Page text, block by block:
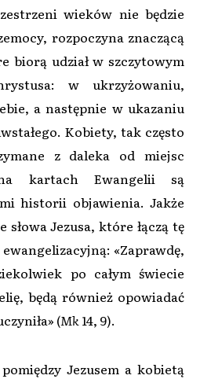
wieków nie będzie
rozpoczyna znaczącą
biorą udział w szczytowym
w ukrzyżowaniu,
a następnie w ukazaniu
Kobiety, tak często
z daleka od miejsc
kartach Ewangelii są
historii objawienia. Jakże
Jezusa, które łączą tę
«Zaprawdę,
po całym świecie
będą również opowiadać
(Mk 14, 9).
Jezusem a kobietą